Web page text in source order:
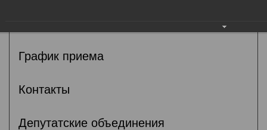
График приема
Контакты
Депутатские объединения